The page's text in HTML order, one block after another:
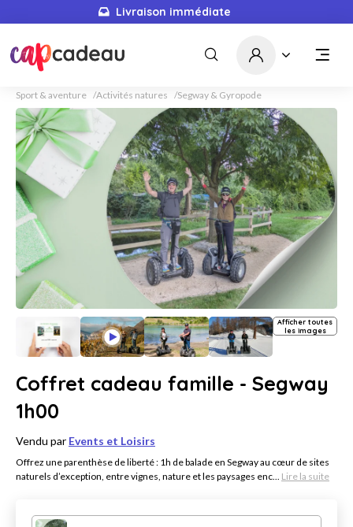
Livraison immédiate
Sport & aventure Activités natures Segway & Gyropode
Afficher toutes
les images
Coffret cadeau famille - Segway
1h00
Vendu par Events et Loisirs
Offrez une parenthèse de liberté : 1h de balade en Segway au cœur de sites
naturels d’exception, entre vignes, nature et les paysages enc... Lire la suite